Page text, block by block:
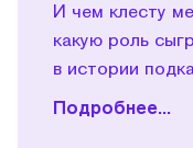
И чем клесту
какую роль
в истории
Подробнее...